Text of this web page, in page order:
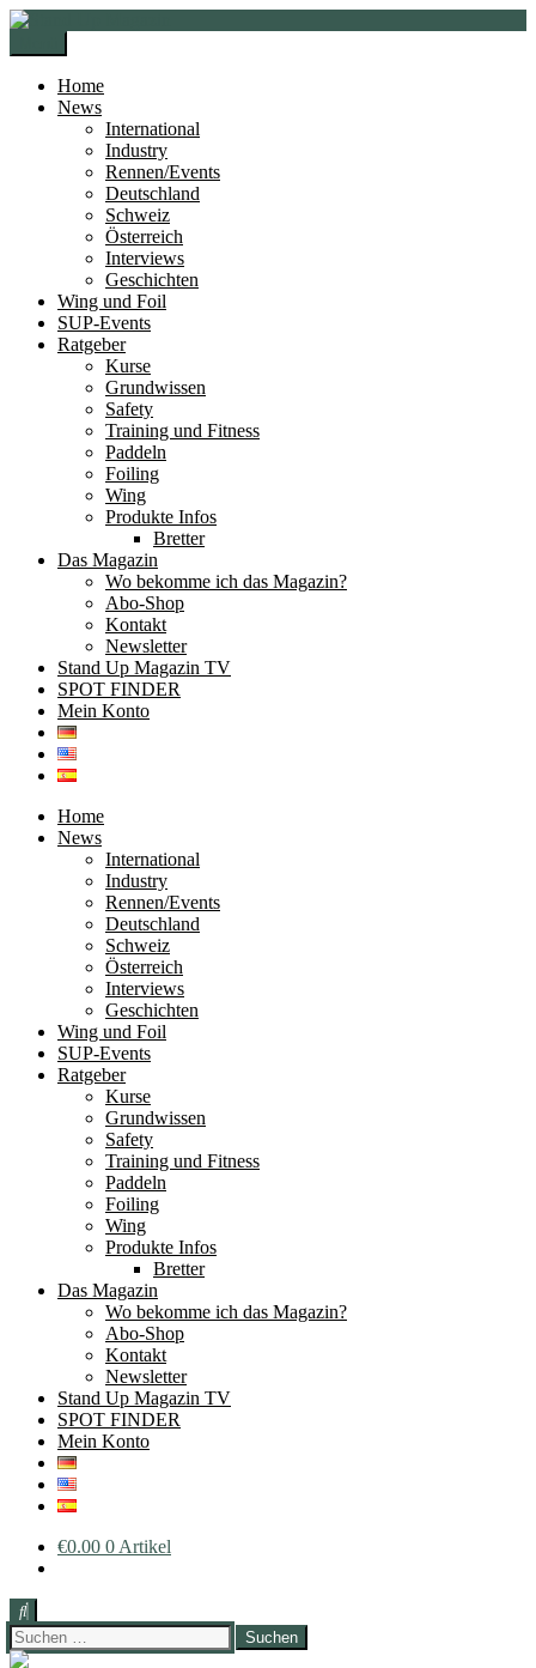
Zur
Navigation
springen
Zum
springen
Home
News
International
Industry
Rennen/Events
Deutschland
Schweiz
Österreich
Interviews
Geschichten
Wing und Foil
SUP-Events
Ratgeber
Kurse
Grundwissen
Safety
Training und Fitness
Paddeln
Foiling
Wing
Produkte Infos
Bretter
Das Magazin
Wo bekomme ich das Magazin?
Abo-Shop
Kontakt
Newsletter
Stand Up Magazin TV
SPOT FINDER
Mein Konto
Home
News
International
Industry
Rennen/Events
Deutschland
Schweiz
Österreich
Interviews
Geschichten
Wing und Foil
SUP-Events
Ratgeber
Kurse
Grundwissen
Safety
Training und Fitness
Paddeln
Foiling
Wing
Produkte Infos
Bretter
Das Magazin
Wo bekomme ich das Magazin?
Abo-Shop
Kontakt
Newsletter
Stand Up Magazin TV
SPOT FINDER
Mein Konto
€0.00 0 Artikel
Suchen
nach: